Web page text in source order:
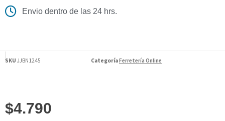
Envio dentro de las 24 hrs.
SKU JJBN1245 CategoríaFerretería Online
$4.790